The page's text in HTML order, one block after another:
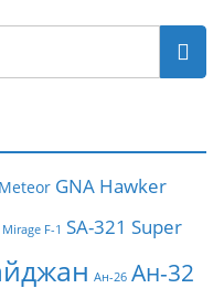
GNA Hawker
Mirage F-1 SA-321 Super
Ан-26 Ан-32